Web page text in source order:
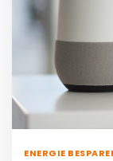
ENERGIE